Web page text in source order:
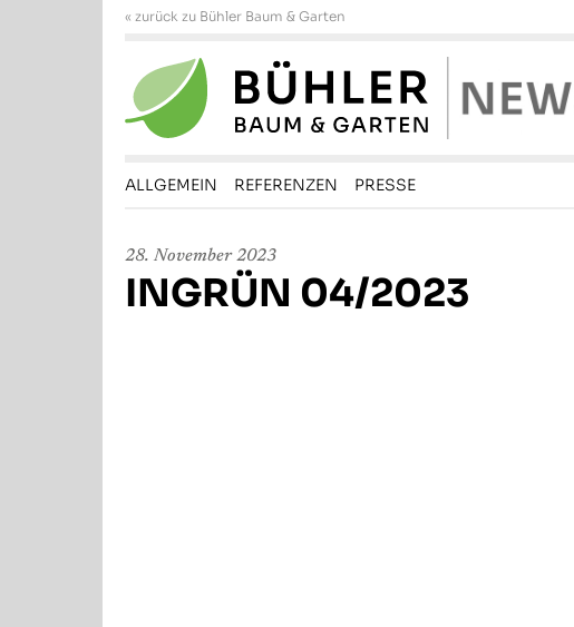
« zurück zu Bühler Baum & Garten
ALLGEMEIN REFERENZEN PRESSE
28. November 2023
INGRÜN 04/2023